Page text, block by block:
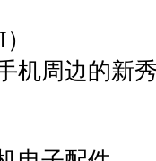
周边的新